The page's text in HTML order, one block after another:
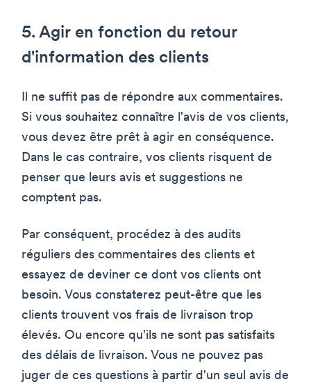
5. Agir en fonction du retour
d'information des clients
Il ne suffit pas de répondre aux commentaires.
Si vous souhaitez connaître l'avis de vos clients,
vous devez être prêt à agir en conséquence.
Dans le cas contraire, vos clients risquent de
penser que leurs avis et suggestions ne
comptent pas.
Par conséquent, procédez à des audits
réguliers des commentaires des clients et
essayez de deviner ce dont vos clients ont
besoin. Vous constaterez peut-être que les
clients trouvent vos frais de livraison trop
élevés. Ou encore qu'ils ne sont pas satisfaits
des délais de livraison. Vous ne pouvez pas
juger de ces questions à partir d'un seul avis de